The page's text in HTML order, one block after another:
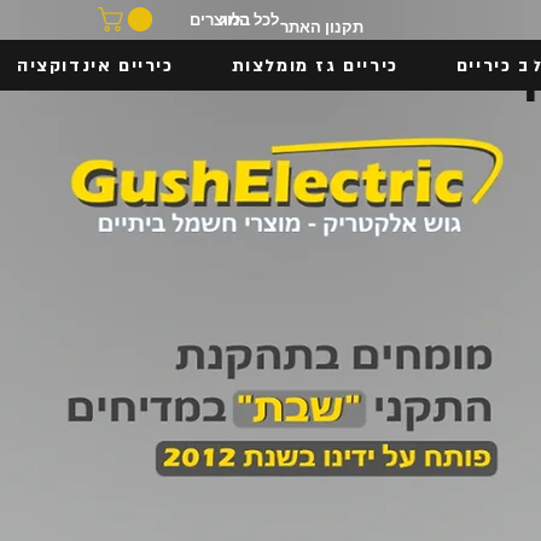
בלוג
לכל המוצרים
כיריים כיריים גז מומלצות כיריים אינדוקציה
תקנון האתר